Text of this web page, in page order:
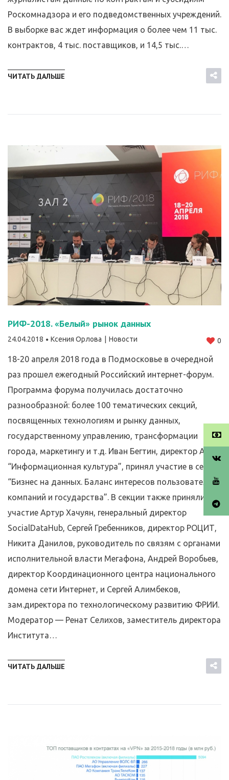
Роскомнадзора и его подведомственных учреждений.
В выборке вас ждет информация о более чем 11 тыс.
контрактов, 4 тыс. поставщиков, и 14,5 тыс.…
ЧИТАТЬ ДАЛЬШЕ
РИФ-2018. «Белый» рынок данных
24.04.2018 Ксения Орлова Новости 0
18-20 апреля 2018 года в Подмосковье в очередной
раз прошел ежегодный Российский интернет-форум.
Программа форума получилась достаточно
разнообразной: более 100 тематических секций,
посвященных технологиям и рынку данных,
государственному управлению, трансформации
города, маркетингу и т.д. Иван Бегтин, директор АНО
“Информационная культура”, принял участие в сессии
“Бизнес на данных. Баланс интересов пользователя,
компаний и государства”. В секции также приняли
участие Артур Хачуян, генеральный директор
SocialDataHub, Сергей Гребенников, директор РОЦИТ,
Никита Данилов, руководитель по связям с органами
исполнительной власти Мегафона, Андрей Воробьев,
директор Координационного центра национального
домена сети Интернет, и Сергей Алимбеков,
зам.директора по технологическому развитию ФРИИ.
Модератор — Ренат Селихов, заместитель директора
Института…
ЧИТАТЬ ДАЛЬШЕ